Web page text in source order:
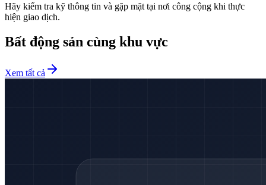
Hãy kiểm tra kỹ thông tin và gặp mặt tại nơi công cộng khi thực
hiện giao dịch.
Bất động sản cùng khu vực
Xem tất cả